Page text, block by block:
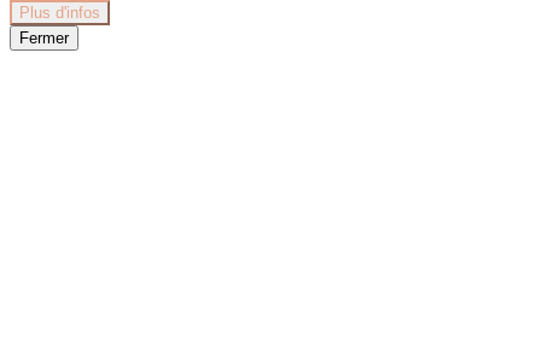
Plus d'infos
Fermer